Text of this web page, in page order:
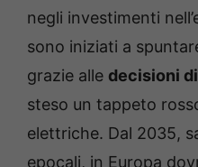
negli investimenti
sono iniziati a
grazie alle decisioni
steso un tappeto
elettriche. Dal 2035,
epocali, in Europa